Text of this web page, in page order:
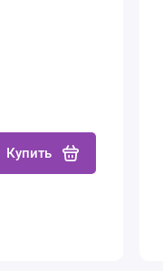
Купить